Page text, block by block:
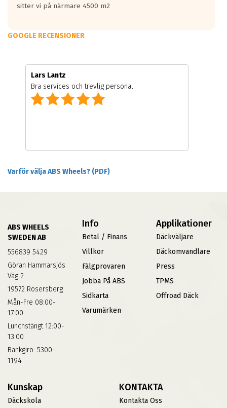
sitter vi på närmare 4500 m2
GOOGLE RECENSIONER
Lars Lantz
Bra services och trevlig personal.
Varför välja ABS Wheels? (PDF)
ABS WHEELS
SWEDEN AB
556839 5429
Göran Hammarsjös
Väg 2
19572 Rosersberg
Mån-Fre 08:00-
17:00
Lunchstängt 12:00-
13:00
Bankgiro: 5300-
1194
Info
Betal / Finans
Villkor
Fälgprovaren
Jobba På ABS
Sidkarta
Varumärken
Applikationer
Däckväljare
Däckomvandlare
Press
TPMS
Offroad Däck
Kunskap
Däckskola
KONTAKTA
Kontakta Oss